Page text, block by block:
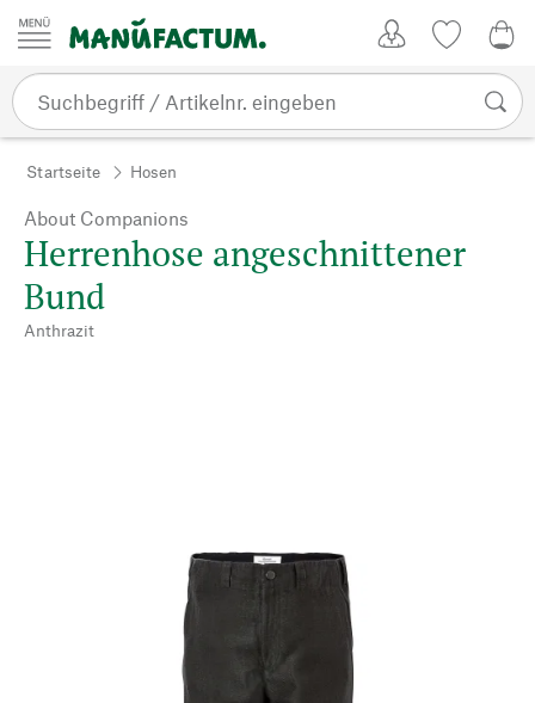
Zum Inhalt springen
Startseite Hosen
About Companions
Herrenhose angeschnittener
Bund
Anthrazit